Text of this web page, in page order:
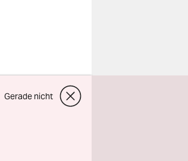
Gerade nicht